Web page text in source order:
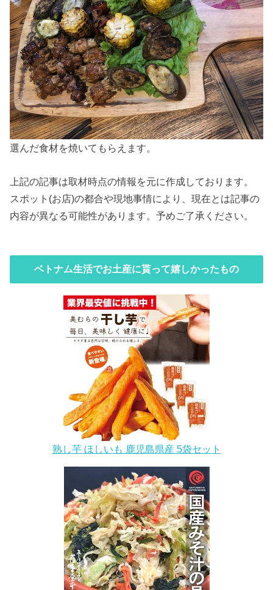
選んだ食材を焼いてもらえます。
上記の記事は取材時点の情報を元に作成しております。
スポット(お店)の都合や現地事情により、現在とは記事の
内容が異なる可能性があります。予めご了承ください。
ベトナム生活でお土産に貰って嬉しかったもの
熟し芋 ほしいも 鹿児島県産 5袋セット